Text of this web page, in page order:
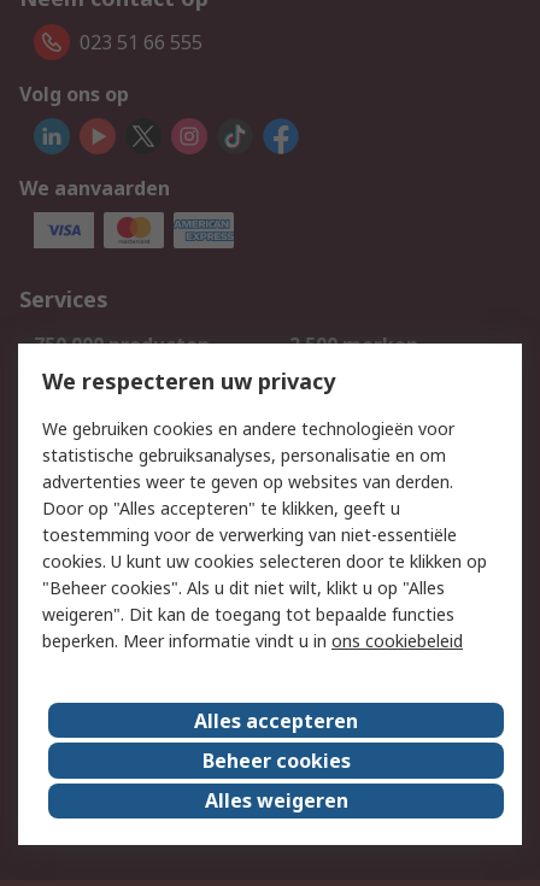
023 51 66 555
Volg ons op
We aanvaarden
Services
750.000 producten
2.500 merken
Bestellen
Inkoopoplossingen
Track & Trace
Wettelijk
Cookiebeleid
Email veiligheid
Privacybeleid
Websitevoorwaarden
Algemene
verkoopvoorwaarden
Over RS
RS Group
Over ons
RS wereldwijd
Werken bij RS
ESG
We respecteren uw privacy
We gebruiken cookies en andere technologieën voor
statistische gebruiksanalyses, personalisatie en om
advertenties weer te geven op websites van derden.
Door op "Alles accepteren" te klikken, geeft u
toestemming voor de verwerking van niet-essentiële
cookies. U kunt uw cookies selecteren door te klikken op
"Beheer cookies". Als u dit niet wilt, klikt u op "Alles
weigeren". Dit kan de toegang tot bepaalde functies
beperken. Meer informatie vindt u in ons cookiebeleid
Alles accepteren
Beheer cookies
Alles weigeren